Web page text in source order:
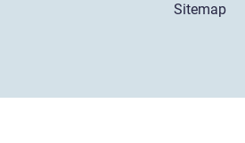
Sitemap